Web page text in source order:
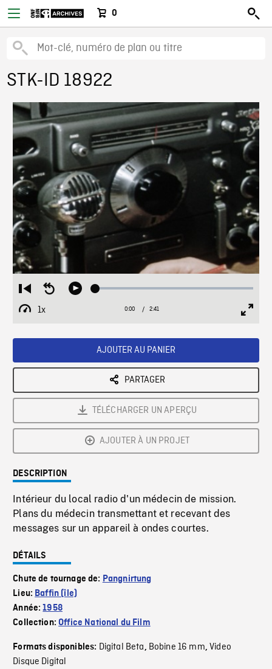
0
STK-ID 18922
Restart
from
beginning
Seek
Play Loaded:
1x
Playback
Current
0:00 / Duration
2:41
AJOUTER AU PANIER
PARTAGER
TÉLÉCHARGER UN APERÇU
AJOUTER À UN PROJET
DESCRIPTION
Intérieur du local radio d'un médecin de mission.
Plans du médecin transmettant et recevant des
messages sur un appareil à ondes courtes.
DÉTAILS
Chute de tournage de: Pangnirtung
Lieu: Baffin (île)
Année:1958
Collection:Office National du Film
Formats disponibles: Digital Beta, Bobine 16 mm,Video
Disque Digital